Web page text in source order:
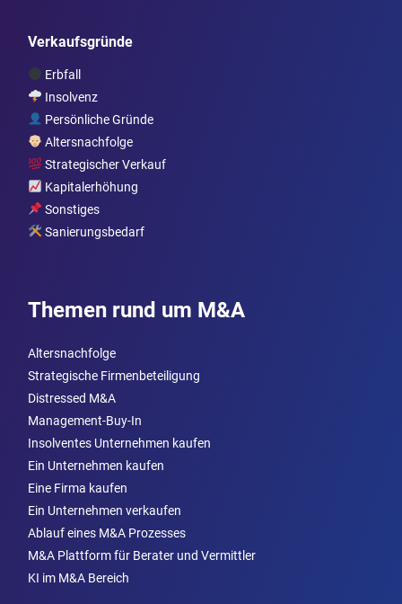
Verkaufsgründe
Erbfall
Insolvenz
Persönliche Gründe
Altersnachfolge
Strategischer Verkauf
Kapitalerhöhung
Sonstiges
Sanierungsbedarf
Themen rund um M&A
Altersnachfolge
Strategische Firmenbeteiligung
Distressed M&A
Management-Buy-In
Insolventes Unternehmen kaufen
Ein Unternehmen kaufen
Eine Firma kaufen
Ein Unternehmen verkaufen
Ablauf eines M&A Prozesses
M&A Plattform für Berater und Vermittler
KI im M&A Bereich